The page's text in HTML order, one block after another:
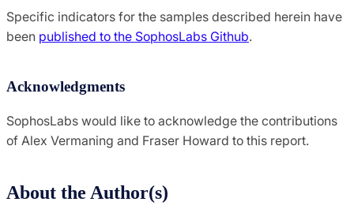
Specific indicators for the samples described herein have
been published to the SophosLabs Github.
Acknowledgments
SophosLabs would like to acknowledge the contributions
of Alex Vermaning and Fraser Howard to this report.
About the Author(s)